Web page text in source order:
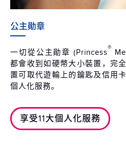
公主勛章
一切從公主勛章 (Princess®
都會收到如硬幣大小裝置，完
置可取代遊輪上的鑰匙及信用
個人化服務。
享受11大個人化服務